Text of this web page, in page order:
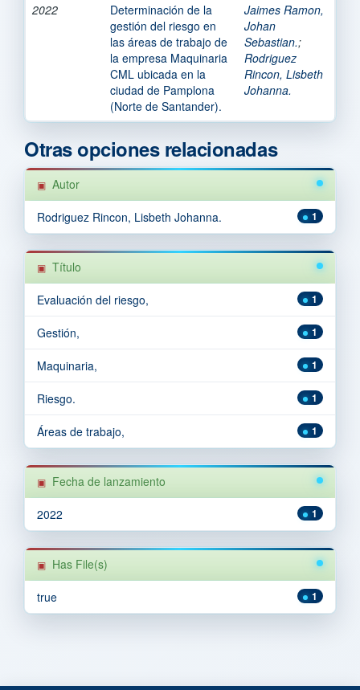
2022
Determinación de la
gestión del riesgo en
las áreas de trabajo de
la empresa Maquinaria
CML ubicada en la
ciudad de Pamplona
(Norte de Santander).
Jaimes Ramon,
Johan
Sebastian.;
Rodriguez
Rincon, Lisbeth
Johanna.
Otras opciones relacionadas
Autor
1
Rodriguez Rincon, Lisbeth Johanna.
Título
1
Evaluación del riesgo,
1
Gestión,
1
Maquinaria,
1
Riesgo.
1
Áreas de trabajo,
Fecha de lanzamiento
1
2022
Has File(s)
1
true